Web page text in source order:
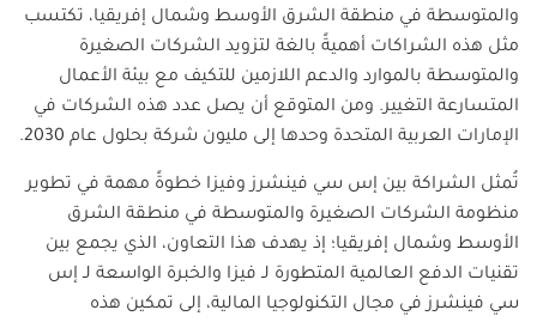
والمتوسطة في منطقة الشرق الأوسط وشمال إفريقيا، تكتسب
مثل هذه الشراكات أهميةً بالغة لتزويد الشركات الصغيرة
والمتوسطة بالموارد والدعم اللازمين للتكيف مع بيئة الأعمال
المتسارعة التغيير. ومن المتوقع أن يصل عدد هذه الشركات في
الإمارات العربية المتحدة وحدها إلى مليون شركة بحلول عام 2030.
تُمثل الشراكة بين إس سي فينشرز وفيزا خطوةً مهمة في تطوير
منظومة الشركات الصغيرة والمتوسطة في منطقة الشرق
الأوسط وشمال إفريقيا؛ إذ يهدف هذا التعاون، الذي يجمع بين
تقنيات الدفع العالمية المتطورة لـ فيزا والخبرة الواسعة لـ إس
سي فينشرز في مجال التكنولوجيا المالية، إلى تمكين هذه